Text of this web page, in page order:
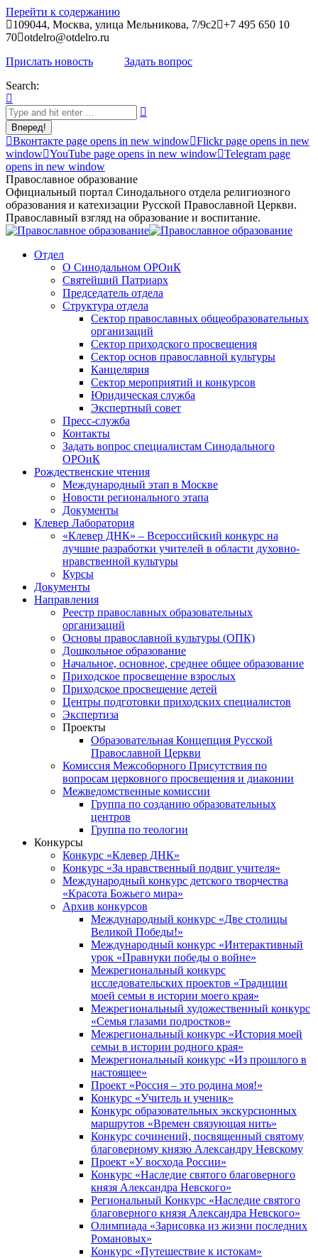
Перейти к содержанию
109044, Москва, улица Мельникова, 7/9с2
+7 495 650 10
70 otdelro@otdelro.ru
Прислать новость
Задать вопрос
Search:
Вконтакте page opens in new window Flickr page opens in new
window YouTube page opens in new window Telegram page
opens in new window
Православное образование
Официальный портал Синодального отдела религиозного
образования и катехизации Русской Православной Церкви.
Православный взгляд на образование и воспитание.
Отдел
О Синодальном ОРОиК
Святейший Патриарх
Председатель отдела
Структура отдела
Сектор православных общеобразовательных
организаций
Сектор приходского просвещения
Сектор основ православной культуры
Канцелярия
Сектор мероприятий и конкурсов
Юридическая служба
Экспертный совет
Пресс-служба
Контакты
Задать вопрос специалистам Синодального
ОРОиК
Рождественские чтения
Международный этап в Москве
Новости регионального этапа
Документы
Клевер Лаборатория
«Клевер ДНК» – Всероссийский конкурс на
лучшие разработки учителей в области духовно-
нравственной культуры
Курсы
Документы
Направления
Реестр православных образовательных
организаций
Основы православной культуры (ОПК)
Дошкольное образование
Начальное, основное, среднее общее образование
Приходское просвещение взрослых
Приходское просвещение детей
Центры подготовки приходских специалистов
Экспертиза
Проекты
Образовательная Концепция Русской
Православной Церкви
Комиссия Межсоборного Присутствия по
вопросам церковного просвещения и диаконии
Межведомственные комиссии
Группа по созданию образовательных
центров
Группа по теологии
Конкурсы
Конкурс «Клевер ДНК»
Конкурс «За нравственный подвиг учителя»
Международный конкурс детского творчества
«Красота Божьего мира»
Архив конкурсов
Международный конкурс «Две столицы
Великой Победы!»
Международный конкурс «Интерактивный
урок «Правнуки победы о войне»
Межрегиональный конкурс
исследовательских проектов «Традиции
моей семьи в истории моего края»
Межрегиональный художественный конкурс
«Семья глазами подростков»
Межрегиональный конкурс «История моей
семьи в истории родного края»
Межрегиональный конкурс «Из прошлого в
настоящее»
Проект «Россия – это родина моя!»
Конкурс «Учитель и ученик»
Конкурс образовательных экскурсионных
маршрутов «Времен связующая нить»
Конкурс сочинений, посвященный святому
благоверному князю Александру Невскому
Проект «У восхода России»
Конкурс «Наследие святого благоверного
князя Александра Невского»
Региональный Конкурс «Наследие святого
благоверного князя Александра Невского»
Олимпиада «Зарисовка из жизни последних
Романовых»
Конкурс «Путешествие к истокам»